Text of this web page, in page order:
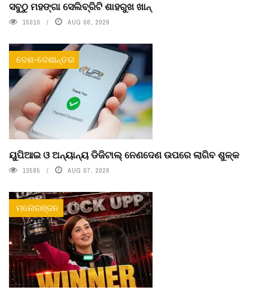
ସବୁଠୁ ମହଙ୍ଗା ସେଲିବ୍ରିଟି ଶାହରୁଖ ଖାନ୍
15010 AUG 06, 2026
ଦେଶ-ଦେଶାନ୍ତର
ୟୁପିଆଇ ଓ ଅନ୍ୟାନ୍ୟ ଡିଜିଟାଲ୍ ନେଣଦେଣ ଉପରେ ଲାଗିବ ଶୁଳ୍କ
13585 AUG 07, 2026
ମନୋରଞ୍ଜନ